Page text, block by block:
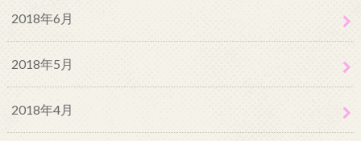
2018年6月
2018年5月
2018年4月